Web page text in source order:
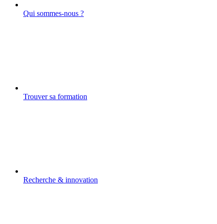
Qui sommes-nous ?
Trouver sa formation
Recherche & innovation